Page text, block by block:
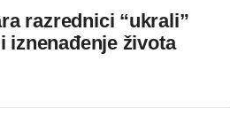
razrednici “ukrali”
iznenađenje života